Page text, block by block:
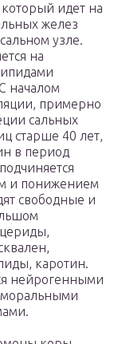
идет на
желез
узле.
на
началом
примерно
сальных
старше 40 лет,
в период
и понижением
свободные и
каротин.
нейрогенными